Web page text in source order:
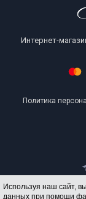
Используя наш сайт,
данных при помощи
Интернет-
Политика